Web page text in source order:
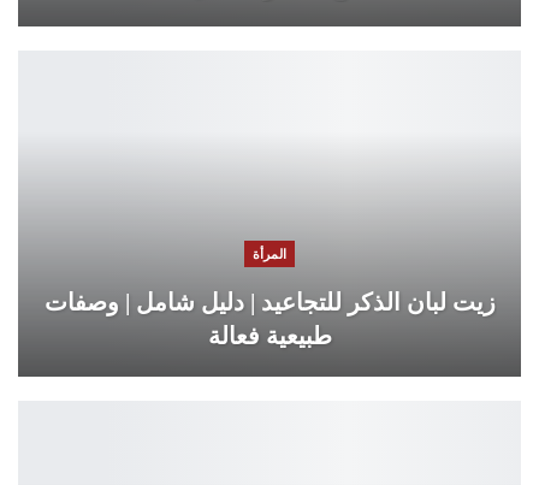
المرأة
زيت لبان الذكر للتجاعيد | دليل شامل | وصفات
طبيعية فعالة